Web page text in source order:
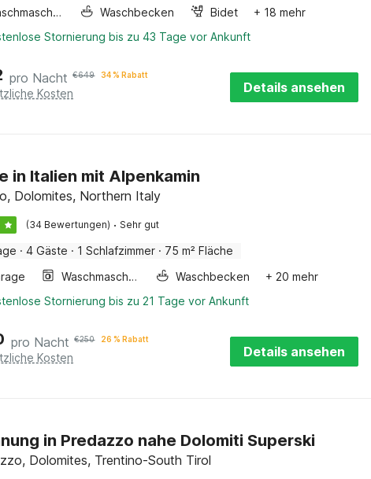
Waschmaschine
Waschbecken Bidet
+ 18 mehr
Stornierung bis zu 43 Tage vor Ankunft
pro Nacht €649 34 % Rabatt
Kosten Details ansehen
in Italien mit Alpenkamin
Dolomites, Northern Italy
(34 Bewertungen) · Sehr gut
· 4 Gäste · 1 Schlafzimmer · 75 m² Fläche
Waschmaschine Waschbecken
+ 20 mehr
Stornierung bis zu 21 Tage vor Ankunft
pro Nacht €250 26 % Rabatt
Kosten Details ansehen
in Predazzo nahe Dolomiti Superski
Dolomites, Trentino-South Tirol